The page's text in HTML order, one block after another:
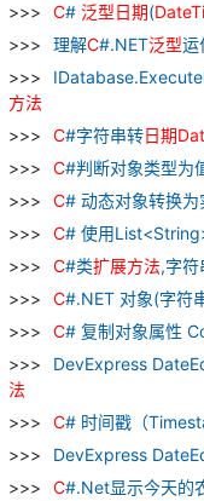
C# 泛型日期(
理解C#.NET泛型运
方法
C#字符串转日期
C#判断对象类型为
C# 动态对象转换为
C# 使用
C#类扩展方法,字符
C#.NET 对象(字符
C# 复制对象属性
DevExpress
法
C# 时间戳（
DevExpress
C#.Net显示今天的